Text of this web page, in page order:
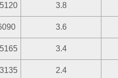
3.8
3.6
3.4
2.4